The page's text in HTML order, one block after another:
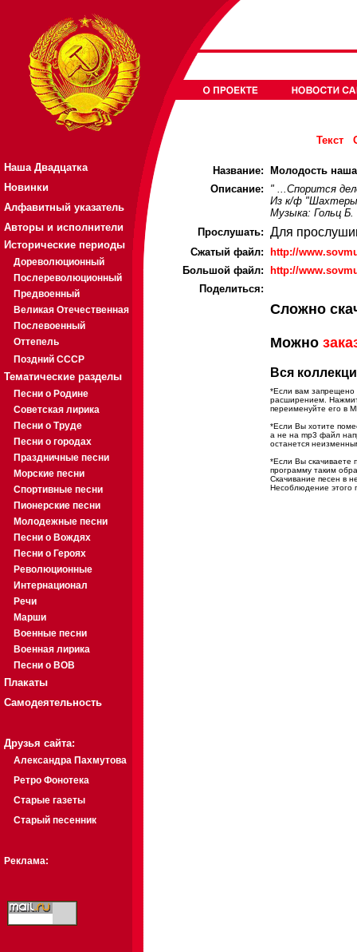
Наша Двадцатка
Новинки
Алфавитный указатель
Авторы и исполнители
Исторические периоды
Дореволюционный
Послереволюционный
Предвоенный
Великая Отечественная
Послевоенный
Оттепель
Поздний СССР
Тематические разделы
Песни о Родине
Советская лирика
Песни о Труде
Песни о городах
Праздничные песни
Морские песни
Спортивные песни
Пионерские песни
Молодежные песни
Песни о Вождях
Песни о Героях
Революционные
Интернационал
Речи
Марши
Военные песни
Военная лирика
Песни о ВОВ
Плакаты
Самодеятельность
Друзья сайта:
Александра Пахмутова
Ретро Фонотека
Старые газеты
Старый песенник
Реклама:
Текст
Название:
Молодость
Описание:
" ...Спорится
Из к/ф "Шахтеры
Музыка: Гольц Б.
Прослушать: Для
Cжатый файл:
http://
Большой файл:
http://
Поделиться:
Сложно
Можно
Вся
*Если вам запрещено
расширением.
переименуйте его в
*Если Вы хотите
а не на mp3 файл
останется
*Если Вы скачиваете
программу таким
Скачивание песен в
Несоблюдение этого